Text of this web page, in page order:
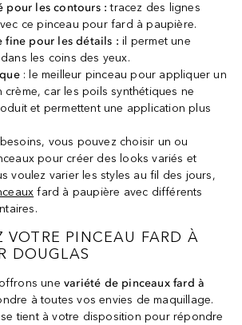
pour les contours : tracez des lignes
ce pinceau pour fard à paupière.
fine pour les détails : il permet une
les coins des yeux.
: le meilleur pinceau pour appliquer un
car les poils synthétiques ne
et permettent une application plus
vous pouvez choisir un ou
pour créer des looks variés et
voulez varier les styles au fil des jours,
fard à paupière avec différents
VOTRE PINCEAU FARD À
DOUGLAS
une variété de pinceaux fard à
à toutes vos envies de maquillage.
tient à votre disposition pour répondre